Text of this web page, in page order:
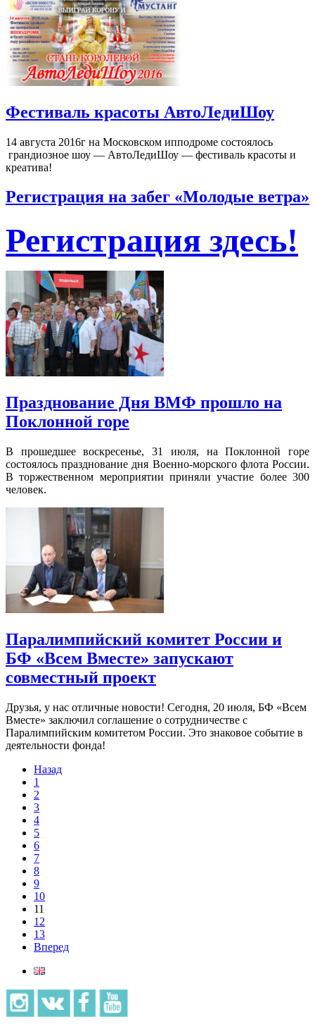
Фестиваль красоты АвтоЛедиШоу
14 августа 2016г на Московском ипподроме состоялось
грандиозное шоу — АвтоЛедиШоу — фестиваль красоты и
креатива!
Регистрация на забег «Молодые ветра»
Регистрация здесь!
Празднование Дня ВМФ прошло на
Поклонной горе
В прошедшее воскресенье, 31 июля, на Поклонной горе
состоялось празднование дня Военно-морского флота России.
В торжественном мероприятии приняли участие более 300
человек.
Паралимпийский комитет России и
БФ «Всем Вместе» запускают
совместный проект
Друзья, у нас отличные новости! Сегодня, 20 июля, БФ «Всем
Вместе» заключил соглашение о сотрудничестве с
Паралимпийским комитетом России. Это знаковое событие в
деятельности фонда!
Назад
1
2
3
4
5
6
7
8
9
10
11
12
13
Вперед